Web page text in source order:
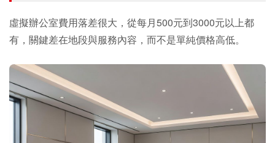
虛擬辦公室費用落差很大，從每月500元到3000元以上都
有，關鍵差在地段與服務內容，而不是單純價格高低。